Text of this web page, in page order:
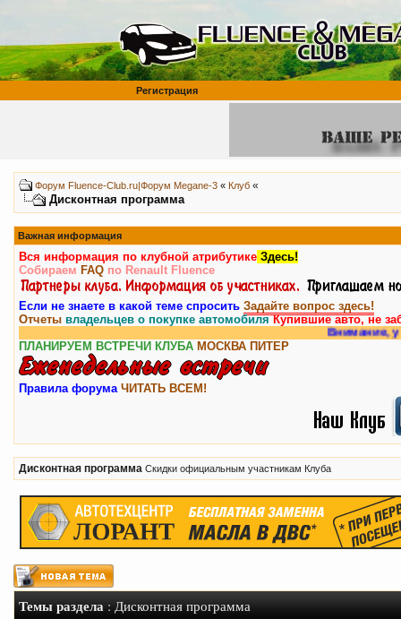
Регистрация
Форум Fluence-Club.ru|Форум Megane-3 « Клуб «
Дисконтная программа
Важная информация
Вся информация по клубной атрибутике Здесь!
Собираем FAQ по Renault Fluence
Если не знаете в какой теме спросить Задайте вопрос здесь!
Отчеты владельцев о покупке автомобиляКупившие авто, не
Внимание, у
ПЛАНИРУЕМ ВСТРЕЧИ КЛУБА МОСКВА ПИТЕР
Правила форума ЧИТАТЬ ВСЕМ!
Дисконтная программа Скидки официальным участникам Клуба
Темы раздела: Дисконтная программа